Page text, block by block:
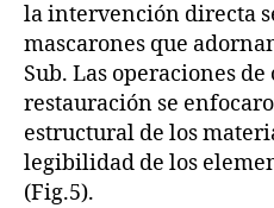
la intervención directa
mascarones que
Sub. Las operaciones
restauración se
estructural de los
legibilidad de los
(Fig.5).